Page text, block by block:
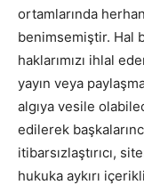
ortamlarında
benimsemiştir. Hal
haklarımızı ihlal
yayın veya
algıya vesile
edilerek
itibarsızlaştırıcı,
hukuka aykırı